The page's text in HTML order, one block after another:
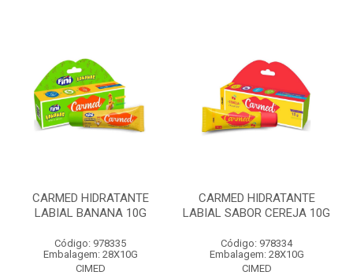
CARMED HIDRATANTE
LABIAL BANANA 10G
Código: 978335
Embalagem: 28X10G
CIMED
CARMED HIDRATANTE
LABIAL SABOR CEREJA 10G
Código: 978334
Embalagem: 28X10G
CIMED